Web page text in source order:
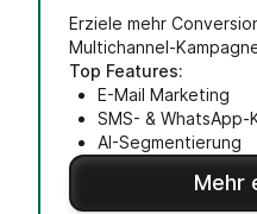
Erziele mehr
Multichannel-
Top Features:
E-Mail Marketing
SMS- & WhatsApp-
AI-Segmentierung
Mehr